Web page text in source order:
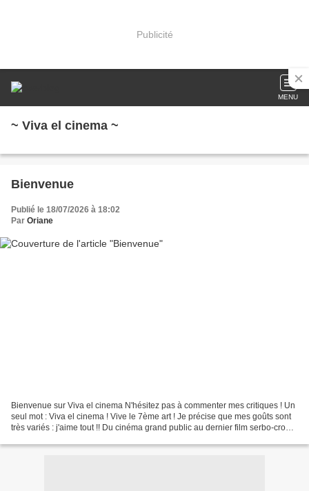
Publicité
MENU
~ Viva el cinema ~
Bienvenue
Publié le 18/07/2026 à 18:02
Par Oriane
Bienvenue sur Viva el cinema N'hésitez pas à commenter mes critiques ! Un
seul mot : Viva el cinema ! Vive le 7ème art ! Je précise que mes goûts sont
très variés : j'aime tout !! Du cinéma grand public au dernier film serbo-croate